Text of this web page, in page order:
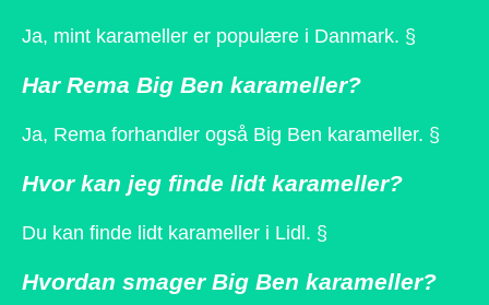
Ja, mint karameller er populære i Danmark. §
Har Rema Big Ben karameller?
Ja, Rema forhandler også Big Ben karameller. §
Hvor kan jeg finde lidt karameller?
Du kan finde lidt karameller i Lidl. §
Hvordan smager Big Ben karameller?